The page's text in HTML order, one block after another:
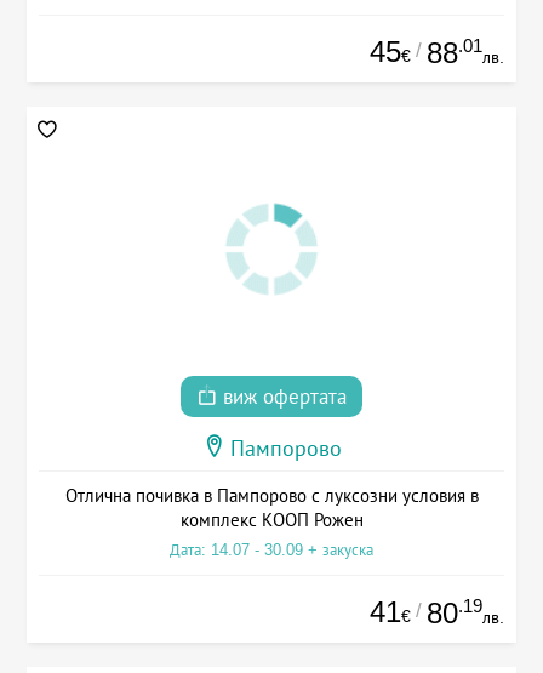
45€ / 88.01
лв.
виж офертата
Пампорово
Отлична почивка в Пампорово с луксозни условия в
комплекс КООП Рожен
Дата: 14.07 - 30.09 + закуска
41€ / 80.19
лв.